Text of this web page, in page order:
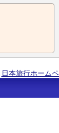
日本旅行ホーム